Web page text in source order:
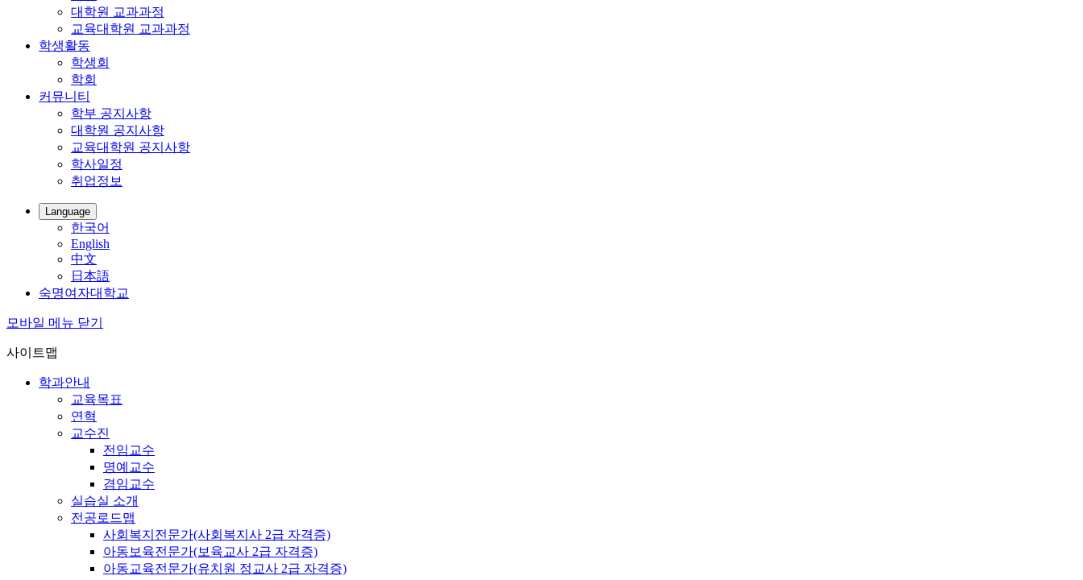
대학원 교과과정
교육대학원 교과과정
학생활동
학생회
학회
커뮤니티
학부 공지사항
대학원 공지사항
교육대학원 공지사항
학사일정
취업정보
Language
한국어
English
中文
日本語
숙명여자대학교
모바일 메뉴 닫기
사이트맵
학과안내
교육목표
연혁
교수진
전임교수
명예교수
겸임교수
실습실 소개
전공로드맵
사회복지전문가(사회복지사 2급 자격증)
아동보육전문가(보육교사 2급 자격증)
아동교육전문가(유치원 정교사 2급 자격증)